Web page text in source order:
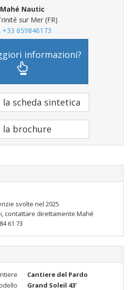
Mahé Nautic
sur Mer (FR)
+33 659846173
informazioni?
scheda sintetica
la brochure
svolte nel 2025
contattare direttamente Mahé
61 73
Cantiere del Pardo
Grand Soleil 43'